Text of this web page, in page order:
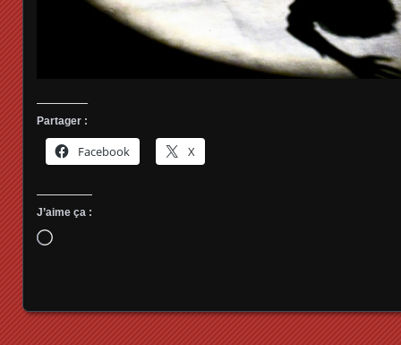
Partager :
Facebook X
J’aime ça :
Chargement…